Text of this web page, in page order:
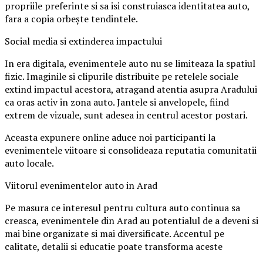
propriile preferinte si sa isi construiasca identitatea auto,
fara a copia orbește tendintele.
Social media si extinderea impactului
In era digitala, evenimentele auto nu se limiteaza la spatiul
fizic. Imaginile si clipurile distribuite pe retelele sociale
extind impactul acestora, atragand atentia asupra Aradului
ca oras activ in zona auto. Jantele si anvelopele, fiind
extrem de vizuale, sunt adesea in centrul acestor postari.
Aceasta expunere online aduce noi participanti la
evenimentele viitoare si consolideaza reputatia comunitatii
auto locale.
Viitorul evenimentelor auto in Arad
Pe masura ce interesul pentru cultura auto continua sa
creasca, evenimentele din Arad au potentialul de a deveni si
mai bine organizate si mai diversificate. Accentul pe
calitate, detalii si educatie poate transforma aceste